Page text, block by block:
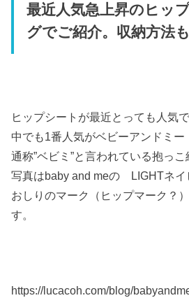
最近人気急上昇のヒッ
グでご紹介。収納方法も
ヒップシートが最近とっても人気で
中でも1番人気がベビーアンドミー
通称”ベビミ”と言われている抱っこ
写真はbaby and meの LIGHTネイ
おしりのマーク（ヒップマーク？
す。
https://lucacoh.com/blog/